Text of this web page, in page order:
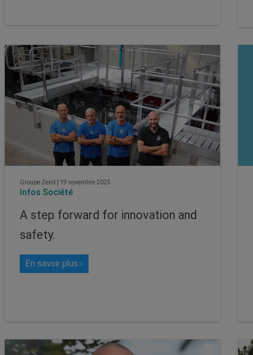
Groupe Zenit 19 novembre 2025
Infos Société
A step forward for innovation and
safety.
En savoir plus ›